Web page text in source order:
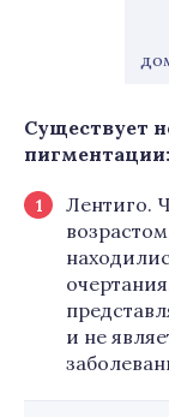
Существует
пигментации:
Лентиго.
и не